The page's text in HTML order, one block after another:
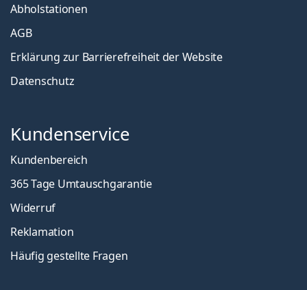
Abholstationen
AGB
Erklärung zur Barrierefreiheit der Website
Datenschutz
Kundenservice
Kundenbereich
365 Tage Umtauschgarantie
Widerruf
Reklamation
Häufig gestellte Fragen